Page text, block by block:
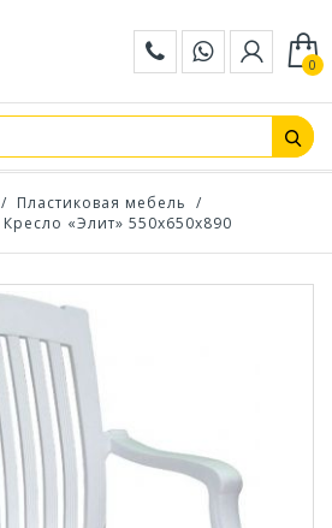
0
/ Пластиковая мебель /
Кресло «Элит» 550х650х890